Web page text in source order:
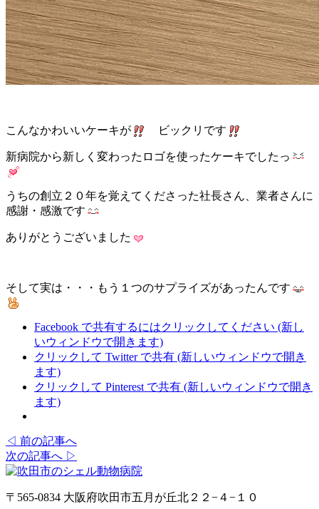
こんなかわいいケーキが ビックリです
新病院から新しく変わったロゴを使ったケーキでしたっ
うちの創立２０年を覚えてくださった社長さん、業者さんに
感謝・感激です
ありがとうございました
そして実は・・・もう１つのサプライズがあったんです
Facebook で共有するにはクリックしてください (新し
いウィンドウで開きます)
クリックして Twitter で共有 (新しいウィンドウで開き
ます)
クリックして Pinterest で共有 (新しいウィンドウで開き
ます)
◁ 前の記事へ
次の記事へ ▷
〒565-0834 大阪府吹田市五月が丘北２２−４−１０